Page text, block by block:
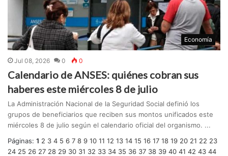
Economía
Jul 08, 2026 0 0
Calendario de ANSES: quiénes cobran sus
haberes este miércoles 8 de julio
La Administración Nacional de la Seguridad Social definió los
grupos de beneficiarios que reciben sus montos unificados este
miércoles 8 de julio según el calendario oficial del organismo. ...
Páginas: 1 2 3 4 5 6 7 8 9 10 11 12 13 14 15 16 17 18 19 20 21 22 23
24 25 26 27 28 29 30 31 32 33 34 35 36 37 38 39 40 41 42 43 44